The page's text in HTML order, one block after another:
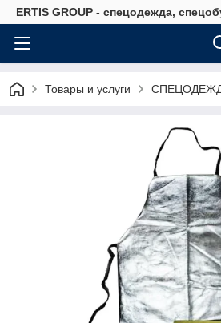
ERTIS GROUP - спецодежда,
Товары и услуги